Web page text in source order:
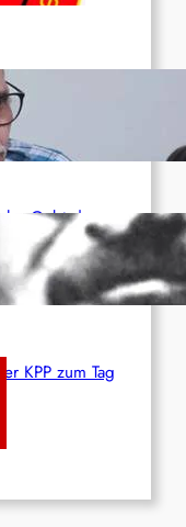
Murali (Ajith)
Gebt das
und die
KPP zum Tag